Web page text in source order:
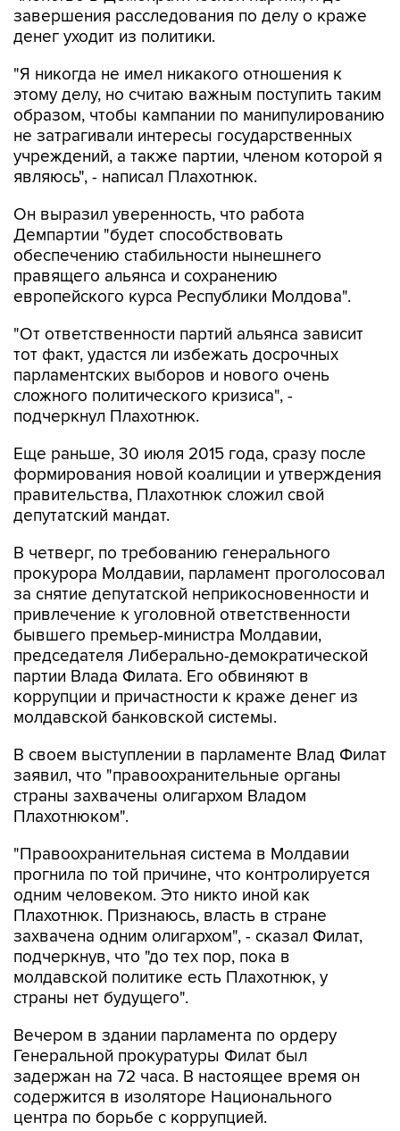
завершения расследования по делу о краже
денег уходит из политики.
"Я никогда не имел никакого отношения к
этому делу, но считаю важным поступить таким
образом, чтобы кампании по манипулированию
не затрагивали интересы государственных
учреждений, а также партии, членом которой я
являюсь", - написал Плахотнюк.
Он выразил уверенность, что работа
Демпартии "будет способствовать
обеспечению стабильности нынешнего
правящего альянса и сохранению
европейского курса Республики Молдова".
"От ответственности партий альянса зависит
тот факт, удастся ли избежать досрочных
парламентских выборов и нового очень
сложного политического кризиса", -
подчеркнул Плахотнюк.
Еще раньше, 30 июля 2015 года, сразу после
формирования новой коалиции и утверждения
правительства, Плахотнюк сложил свой
депутатский мандат.
В четверг, по требованию генерального
прокурора Молдавии, парламент проголосовал
за снятие депутатской неприкосновенности и
привлечение к уголовной ответственности
бывшего премьер-министра Молдавии,
председателя Либерально-демократической
партии Влада Филата. Его обвиняют в
коррупции и причастности к краже денег из
молдавской банковской системы.
В своем выступлении в парламенте Влад Филат
заявил, что "правоохранительные органы
страны захвачены олигархом Владом
Плахотнюком".
"Правоохранительная система в Молдавии
прогнила по той причине, что контролируется
одним человеком. Это никто иной как
Плахотнюк. Признаюсь, власть в стране
захвачена одним олигархом", - сказал Филат,
подчеркнув, что "до тех пор, пока в
молдавской политике есть Плахотнюк, у
страны нет будущего".
Вечером в здании парламента по ордеру
Генеральной прокуратуры Филат был
задержан на 72 часа. В настоящее время он
содержится в изоляторе Национального
центра по борьбе с коррупцией.